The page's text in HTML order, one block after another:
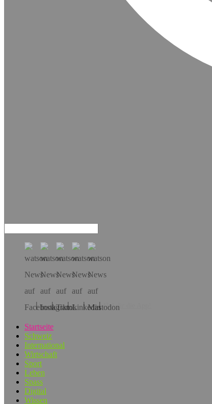
Hol dir die App!
Startseite
Schweiz
International
Wirtschaft
Sport
Leben
Spass
Digital
Wissen